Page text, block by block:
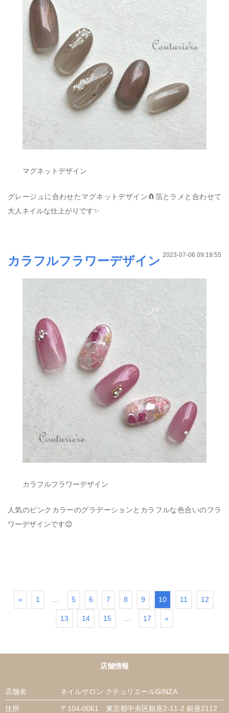
マグネットデザイン
グレージュに合わせたマグネットデザイン🧲箔とラメと合わせて
大人ネイルな仕上がりです✨
2023-07-06 09:19:55
カラフルフラワーデザイン
カラフルフラワーデザイン
人気のピンクカラーのグラデーションとカラフルな色合いのフラ
ワーデザインです😊
« 1 5 6 7 8 9 10 11 12
13 14 15 17 »
店舗情報
店舗名 ネイルサロン クチュリエールGINZA
住所
〒104-0061 東京都中央区銀座2-11-2 銀座2112